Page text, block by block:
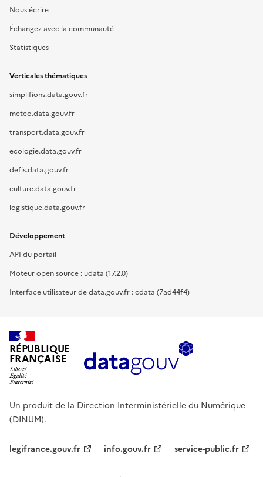
Nous écrire
Échangez avec la communauté
Statistiques
Verticales thématiques
simplifions.data.gouv.fr
meteo.data.gouv.fr
transport.data.gouv.fr
ecologie.data.gouv.fr
defis.data.gouv.fr
culture.data.gouv.fr
logistique.data.gouv.fr
Développement
API du portail
Moteur open source : udata (17.2.0)
Interface utilisateur de data.gouv.fr : cdata (7ad44f4)
RÉPUBLIQUE
FRANÇAISE
Un produit de la Direction Interministérielle du Numérique
(DINUM).
legifrance.gouv.fr info.gouv.fr service-public.fr